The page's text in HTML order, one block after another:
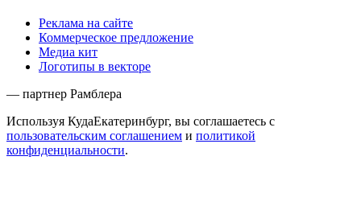
Реклама на сайте
Коммерческое предложение
Медиа кит
Логотипы в векторе
— партнер Рамблера
Используя КудаЕкатеринбург, вы соглашаетесь с
пользовательским соглашением и политикой
конфиденциальности.